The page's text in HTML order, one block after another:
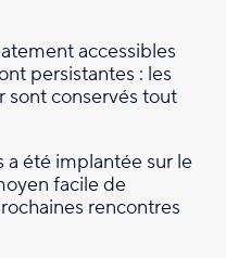
accessibles
persistantes : les
sont conservés tout
a été implantée sur le
facile de
rencontres